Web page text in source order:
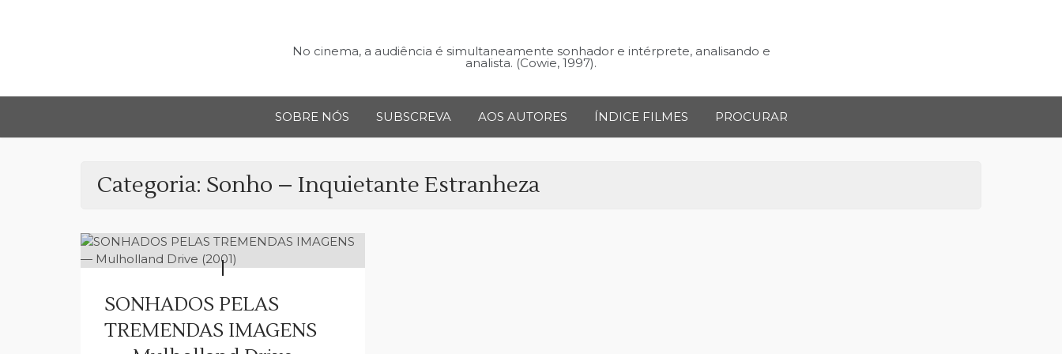
No cinema, a audiência é simultaneamente sonhador e intérprete, analisando e
analista. (Cowie, 1997).
SOBRE NÓS SUBSCREVA AOS AUTORES ÍNDICE FILMES PROCURAR
Categoria: Sonho – Inquietante Estranheza
SONHADOS PELAS
TREMENDAS IMAGENS